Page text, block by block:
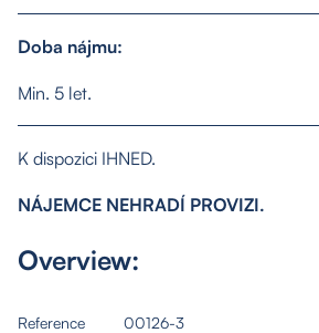
About us
Doba nájmu:
Min. 5 let.
K dispozici IHNED.
NÁJEMCE NEHRADÍ PROVIZI.
Overview:
Reference
00126-3